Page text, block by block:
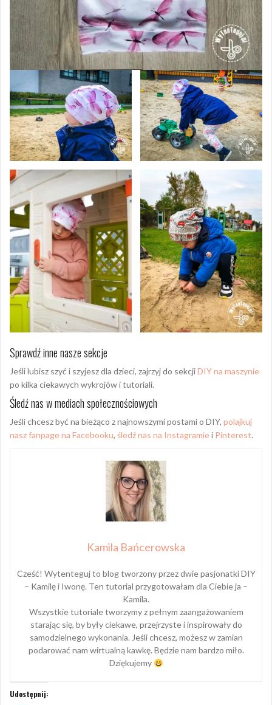
Sprawdź inne nasze sekcje
Jeśli lubisz szyć i szyjesz dla dzieci, zajrzyj do sekcjiDIY na maszynie
po kilka ciekawych wykrojów i tutoriali.
Śledź nas w mediach społecznościowych
Jeśli chcesz być na bieżąco z najnowszymi postami o DIY, polajkuj
nasz fanpage na Facebooku, śledź nas na Instagramiei Pinterest.
Kamila Bańcerowska
Cześć! Wytenteguj to blog tworzony przez dwie pasjonatki DIY
– Kamilę i Iwonę. Ten tutorial przygotowałam dla Ciebie ja –
Kamila.
Wszystkie tutoriale tworzymy z pełnym zaangażowaniem
starając się, by były ciekawe, przejrzyste i inspirowały do
samodzielnego wykonania. Jeśli chcesz, możesz w zamian
podarować nam wirtualną kawkę. Będzie nam bardzo miło.
Dziękujemy
Udostępnij: